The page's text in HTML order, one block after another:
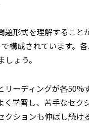
題形式を理解すること
構成されています。
しょう。
リーディングが各50%
く学習し、苦手なセク
クションも伸ばし続け